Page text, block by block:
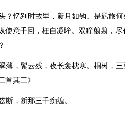
？忆别时故里，新月如钩。是羁旅何
使意千回，枉自凝眸。双瞳翦翦，
薄，鬓云残，夜长衾枕寒。桐树，
首其三》
断，断那三千痴缠。